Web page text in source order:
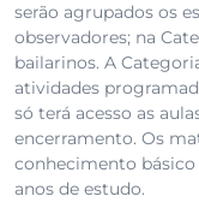
serão agrupados os
observadores; na
bailarinos. A
atividades
só terá acesso as
encerramento. Os
conhecimento básico
anos de estudo.